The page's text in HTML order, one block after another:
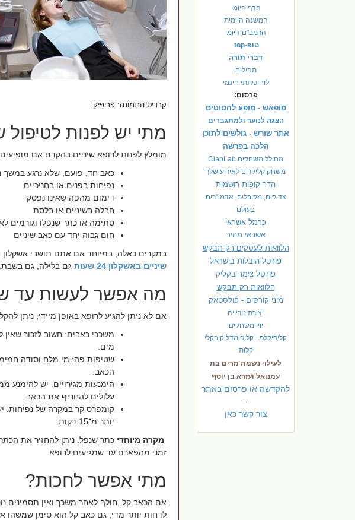
הדף היומי
המשנה היומית
הרמב"ם היומי
טופ-top
דברי תורה
תהילים
לוח כיתתי חינמי
פרסום:
מופאש - מופע להטוטים
הצגה לנוער ולמתגברים
אתר שורש - גולשים לתוכן
הלכה בפרשה
מחולל משחקים ClapLab
משחק קליקרים לאירוע שלך
הדר קופות רושמות
צדיקים, מקובלים, אדמו"רים
בעולם
כרמל אשראי
אשראי מהיר
הלוואות לעסקים רק תבקש
פורטל הובלות בישראל
פורטל צימר בקליק
הלוואות רק תבקש
מיני קורסים - פולסטאק
יצירת טריויה
יויו משחקים
קליפיקלפ - קליפ מדליק בקלי
קלות
לעילוי נשמת מרים בת
עמנואל ועזרא בן יוסף
להקדשה או פרסום באתר
-
צור קשר כאן
קרדיט התמונה: פריפיק
מתי יש לפנות לטיפול
מומלץ לפנות לרופא שיניים בהקדם אם
כאב חד, פועם, שלא נרגע במשך
נפיחות בפנים או בחניכיים
דימום מהפה שאינו נפסק
חבלה בשיניים או בלסת
סתימה או כתר שנפלו וגורמים
חום גבוה יחד עם כאב שיניים
במקרים כאלה, במיוחד אם אתם תושבי
שיניים באשקלון 24 שעות
גם בלילה, גם בשבת
מה אפשר לעשות עד
אם לא ניתן להגיע לרופא באופן מיידי, ניתן
משככי כאבים: חשוב לזכור
מים
שטיפות פה: מי מלח וסודה
הכאב.
הימנעות מגירויים: יש להימנע
עלולים להחריף את הכאב
קומפרס קר במקרה של נפיחות:
יותר מ־15 דקות
מקרה מיוחדי כתר שנפל: ניתן להחזיר את
זמני מהפארם עד שמגיעים לרופא
מתי אפשר לחכות?
אם הכאב קל, חולף לאחר משכך ואין תסמינים
לדחות יותר מדי, גם כאב קל הוא סימן שמשהו